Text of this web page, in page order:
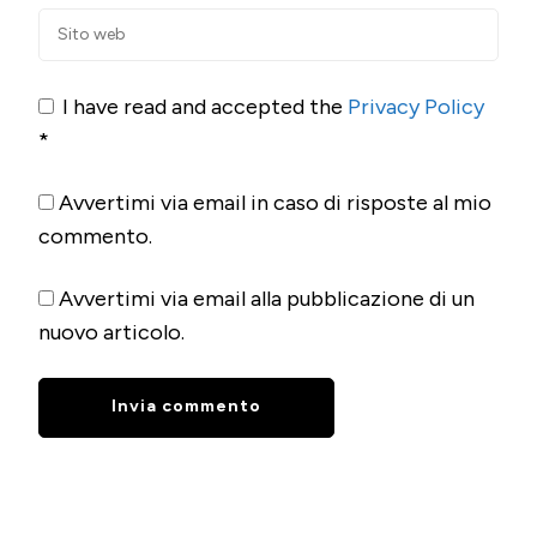
I have read and accepted the Privacy Policy
*
Avvertimi via email in caso di risposte al mio
commento.
Avvertimi via email alla pubblicazione di un
nuovo articolo.